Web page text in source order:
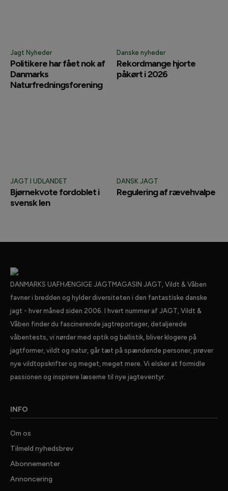
Jagt Nyheder
Politikere har fået nok af
Danmarks
Naturfredningsforening
Danske nyheder
Rekordmange hjorte
påkørt i 2026
JAGT I UDLANDET
Bjørnekvote fordoblet i
svensk len
DANSK JAGT
Regulering af rævehvalpe
DANMARKS UAFHÆNGIGE JAGTMAGASIN JAGT, Vildt & Våben
favner i bredden og hylder diversiteten i den fantastiske danske
jagt - hver måned siden 2006. I hvert nummer af JAGT, Vildt &
Våben finder du fascinerende jagtreportager, detaljerede
våbentests, vi nørder med optik og ballistik, bliver klogere på
jagtformer, vildt og natur, går tæt på spændende personer, prøver
nye vildtopskrifter og meget, meget mere. Vi elsker at formidle
passionen og inspirere læserne til nye jagteventyr.
INFO
Om os
Tilmeld nyhedsbrev
Abonnementer
Annoncering